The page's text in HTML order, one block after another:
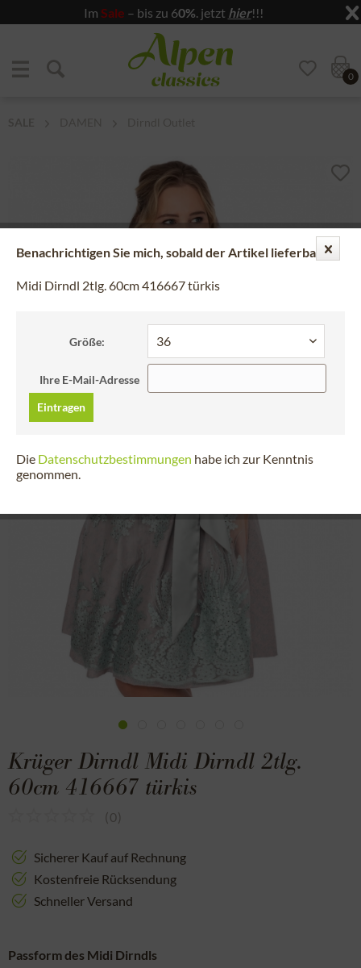
Im Sale – bis zu 60% . jetzt hier!!!
Zum Hauptbereich springen
0
Krüger Dirndl Midi Dirndl 2tlg.
60cm 416667 türkis
(0)
Sicherer Kauf auf Rechnung
Kostenfreie Rücksendung
Schneller Versand
Passform des Midi Dirndls
Benachrichtigen Sie mich, sobald der Artikel lieferbar ist.
Midi Dirndl 2tlg. 60cm 416667 türkis
Größe:
Ihre E-Mail-Adresse
Eintragen
Die Datenschutzbestimmungen habe ich zur Kenntnis
genommen.